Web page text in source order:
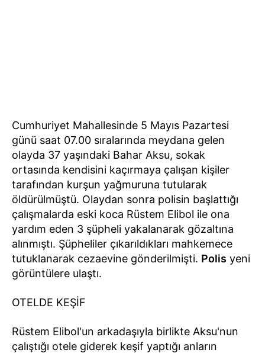
Cumhuriyet Mahallesinde 5 Mayıs Pazartesi
günü saat 07.00 sıralarında meydana gelen
olayda 37 yaşındaki Bahar Aksu, sokak
ortasında kendisini kaçırmaya çalışan kişiler
tarafından kurşun yağmuruna tutularak
öldürülmüştü. Olaydan sonra polisin başlattığı
çalışmalarda eski koca Rüstem Elibol ile ona
yardım eden 3 şüpheli yakalanarak gözaltına
alınmıştı. Şüpheliler çıkarıldıkları mahkemece
tutuklanarak cezaevine gönderilmişti. Polis yeni
görüntülere ulaştı.
OTELDE KEŞİF
Rüstem Elibol'un arkadaşıyla birlikte Aksu'nun
çalıştığı otele giderek keşif yaptığı anların